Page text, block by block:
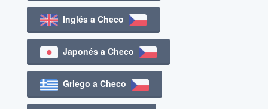
Inglés a Checo
Japonés a Checo
Griego a Checo